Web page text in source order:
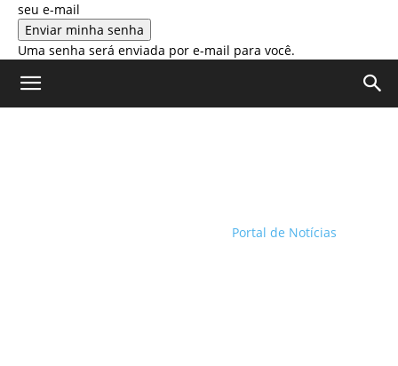
seu e-mail
Uma senha será enviada por e-mail para você.
Portal de Notícias